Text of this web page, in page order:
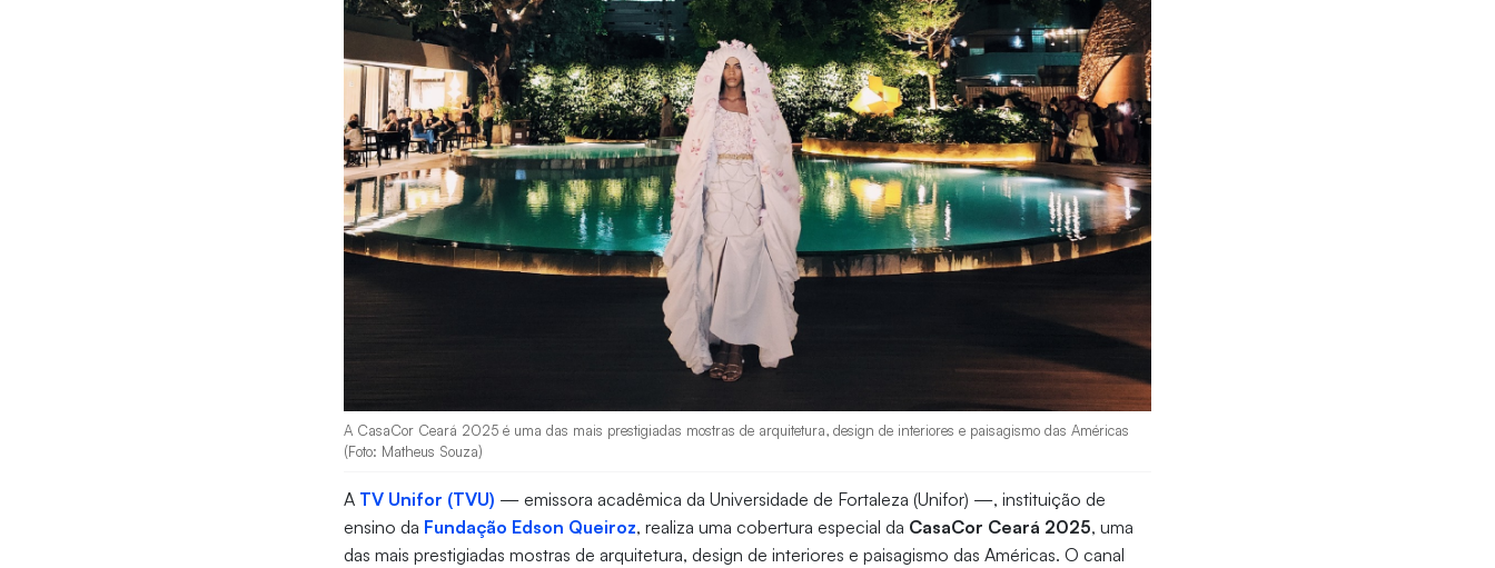
A CasaCor Ceará 2025 é uma das mais prestigiadas mostras de arquitetura, design de interiores e paisagismo das Américas
(Foto: Matheus Souza)
A TV Unifor (TVU) — emissora acadêmica da Universidade de Fortaleza (Unifor) —, instituição de
ensino da Fundação Edson Queiroz, realiza uma cobertura especial da CasaCor Ceará 2025, uma
das mais prestigiadas mostras de arquitetura, design de interiores e paisagismo das Américas. O canal